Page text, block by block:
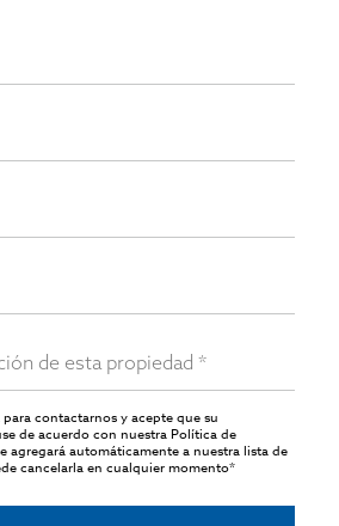
contactarnos y acepte que su
de acuerdo con nuestraPolítica de
agregará automáticamente a nuestra lista de
cancelarla en cualquier momento*